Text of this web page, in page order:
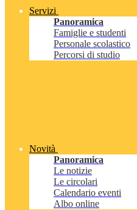
Servizi
Panoramica
Famiglie e studenti
Personale scolastico
Percorsi di studio
Novità
Panoramica
Le notizie
Le circolari
Calendario eventi
Albo online